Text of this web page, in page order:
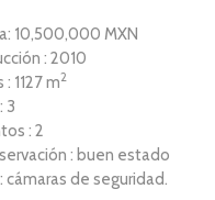
10,500,000 MXN
: 2010
1127 m2
3
: 2
: buen estado
de seguridad.